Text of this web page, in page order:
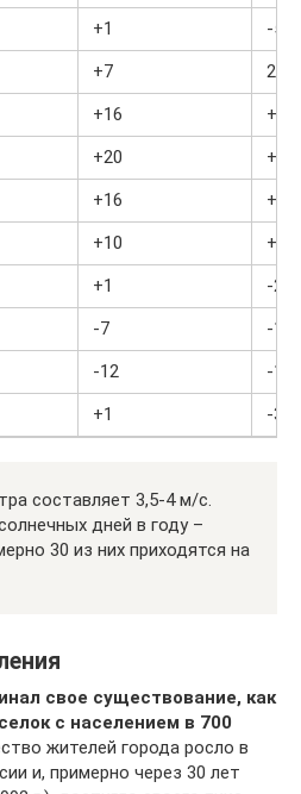
+1
-5
+7
2
+16
+10
+20
+15
+16
+12
+10
+6
+1
-2
-7
-11
-12
-16
+1 -3
составляет 3,5-4 м/с.
дней в году –
30 из них приходятся на
свое существование, как
с населением в 700
жителей города росло в
и, примерно через 30 лет